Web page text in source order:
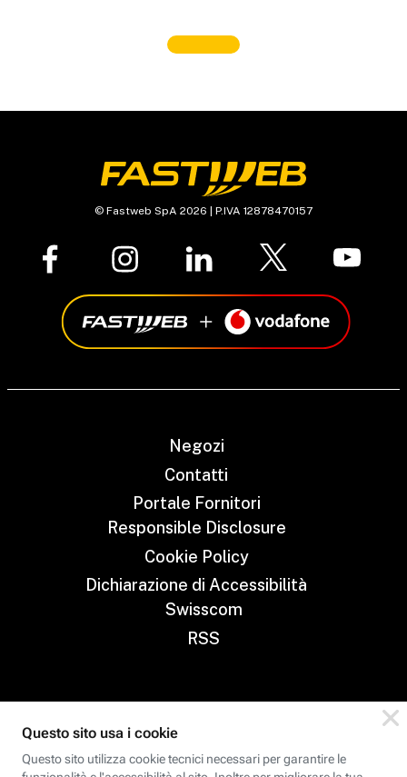
© Fastweb SpA 2026 | P.IVA 12878470157
Negozi
Contatti
Portale Fornitori
Responsible Disclosure
Cookie Policy
Dichiarazione di Accessibilità
Swisscom
RSS